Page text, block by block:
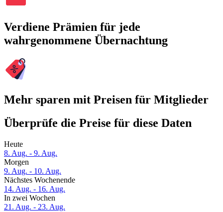
Verdiene Prämien für jede
wahrgenommene Übernachtung
Mehr sparen mit Preisen für Mitglieder
Überprüfe die Preise für diese Daten
Heute
8. Aug. - 9. Aug.
Morgen
9. Aug. - 10. Aug.
Nächstes Wochenende
14. Aug. - 16. Aug.
In zwei Wochen
21. Aug. - 23. Aug.